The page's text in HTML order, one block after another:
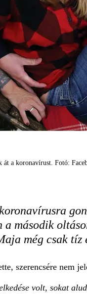
át a koronavírust. Fotó:
a második
még csak tíz
szerencsére nem
volt, sokat